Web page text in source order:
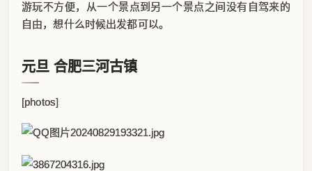
游玩不方便，从一个景点到另一个景点之间没有自驾来的
自由，想什么时候出发都可以。
元旦 合肥三河古镇
[photos]